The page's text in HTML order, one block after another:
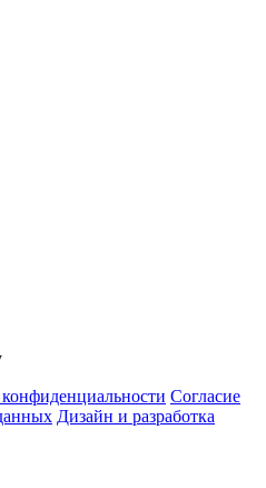
Согласие
Дизайн и разработка